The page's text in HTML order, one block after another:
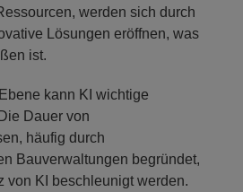
werden sich durch
Lösungen eröffnen, was
ist.
kann KI wichtige
Dauer von
häufig durch
Bauverwaltungen begründet,
von KI beschleunigt werden.